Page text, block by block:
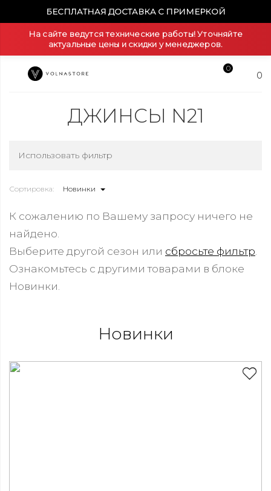
БЕСПЛАТНАЯ ДОСТАВКА С ПРИМЕРКОЙ
На сайте ведутся технические работы! Уточняйте
актуальные цены и скидки у менеджеров.
0
0
ДЖИНСЫ N21
Использовать фильтр
Сортировка: Новинки
К сожалению по Вашему запросу ничего не
найдено.
Выберите другой сезон или сбросьте фильтр
Ознакомьтесь с другими товарами в блоке
Новинки.
Новинки